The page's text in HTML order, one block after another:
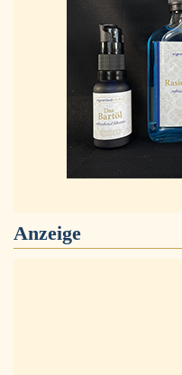
Anzeige